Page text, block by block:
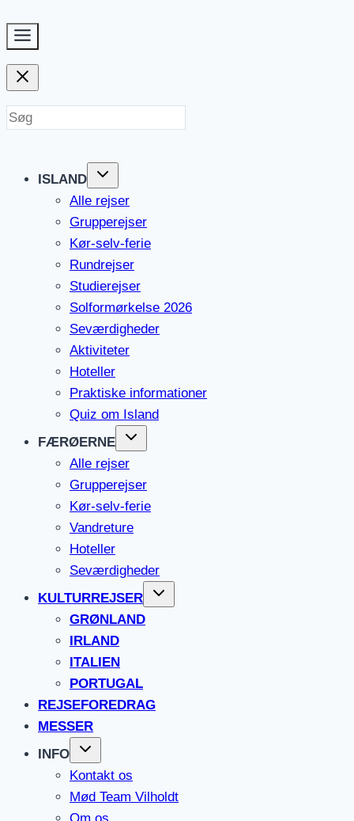
til
ISLAND
Alle rejser
Grupperejser
Kør-selv-ferie
Rundrejser
Studierejser
Solformørkelse 2026
Seværdigheder
Aktiviteter
Hoteller
Praktiske informationer
Quiz om Island
FÆRØERNE
Alle rejser
Grupperejser
Kør-selv-ferie
Vandreture
Hoteller
Seværdigheder
KULTURREJSER
GRØNLAND
IRLAND
ITALIEN
PORTUGAL
REJSEFOREDRAG
MESSER
INFO
Kontakt os
Mød Team Vilholdt